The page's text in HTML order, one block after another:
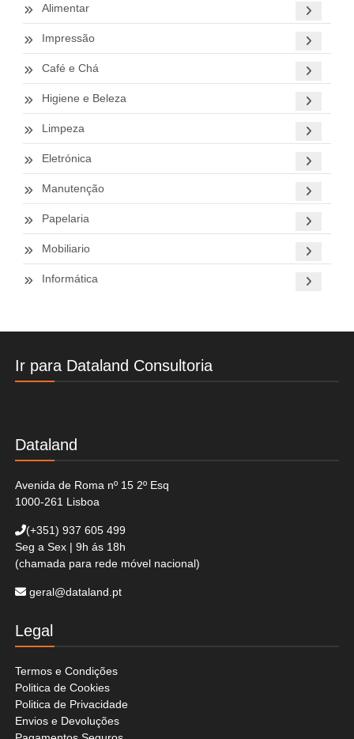
Alimentar
Impressão
Café e Chá
Higiene e Beleza
Limpeza
Eletrónica
Manutenção
Papelaria
Mobiliario
Informática
Ir para Dataland Consultoria
Dataland
Avenida de Roma nº 15 2º Esq
1000-261 Lisboa
(+351) 937 605 499
Seg a Sex | 9h ás 18h
(chamada para rede móvel nacional)
geral@dataland.pt
Legal
Termos e Condições
Politica de Cookies
Politica de Privacidade
Envios e Devoluções